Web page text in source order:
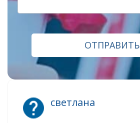
ОТПРАВИТЬ
светлана